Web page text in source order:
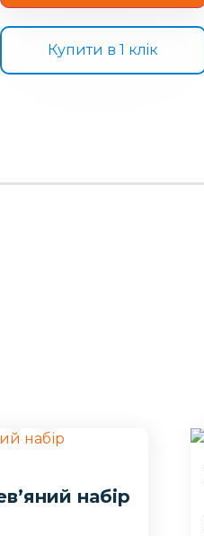
Купити в 1 клiк
набір